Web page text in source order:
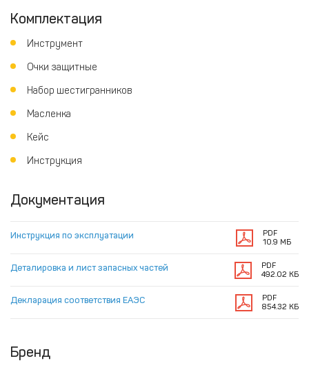
Комплектация
Инструмент
Очки защитные
Набор шестигранников
Масленка
Кейс
Инструкция
Документация
Инструкция по эксплуатации
PDF
10.9 МБ
Деталировка и лист запасных частей
PDF
492.02 КБ
Декларация соответствия ЕАЭС
PDF
854.32 КБ
Бренд